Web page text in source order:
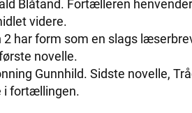
Blåtand. Fortælleren
videre.
har form som en slags
novelle.
Gunnhild. Sidste novelle,
i fortællingen.